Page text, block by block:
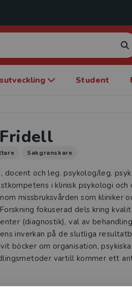
Student
Sakgranskare
docent och leg. psykolog/leg.
i klinisk psykologi och
missbruksvården som kliniker
fokuserad dels kring
(diagnostik), val av
inverkan på de slutliga
böcker om organisation,
vartill kommer ett